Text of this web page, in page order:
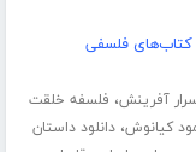
کتاب‌های فلسفی
آفرینش، فلسفه خلقت
کیانوش،دانلود داستان